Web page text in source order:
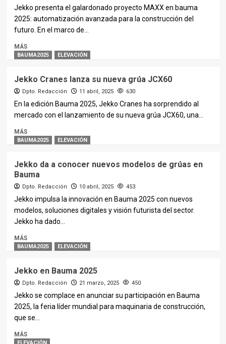
Jekko presenta el galardonado proyecto MAXX en bauma
2025: automatización avanzada para la construcción del
futuro. En el marco de...
MÁS
BAUMA2025 ELEVACIÓN
Jekko Cranes lanza su nueva grúa JCX60
Dpto. Redacción 11 abril, 2025 630
En la edición Bauma 2025, Jekko Cranes ha sorprendido al
mercado con el lanzamiento de su nueva grúa JCX60, una...
MÁS
BAUMA2025 ELEVACIÓN
Jekko da a conocer nuevos modelos de grúas en
Bauma
Dpto. Redacción 10 abril, 2025 453
Jekko impulsa la innovación en Bauma 2025 con nuevos
modelos, soluciones digitales y visión futurista del sector.
Jekko ha dado...
MÁS
BAUMA2025 ELEVACIÓN
Jekko en Bauma 2025
Dpto. Redacción 21 marzo, 2025 450
Jekko se complace en anunciar su participación en Bauma
2025, la feria líder mundial para maquinaria de construcción,
que se...
MÁS